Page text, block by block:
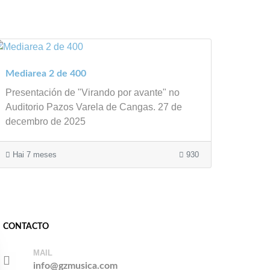
Mediarea 2 de 400
Presentación de "Virando por avante" no
Auditorio Pazos Varela de Cangas. 27 de
decembro de 2025
Hai 7 meses 930
CONTACTO
MAIL
info@gzmusica.com